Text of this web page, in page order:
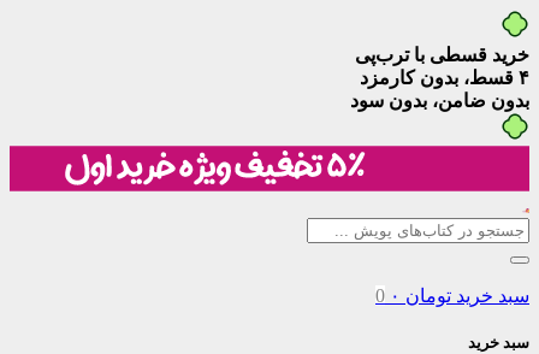
خرید قسطی با ترب‌پی
۴ قسط، بدون کارمزد
بدون ضامن، بدون سود
سبد خرید تومان 0
سبد خرید